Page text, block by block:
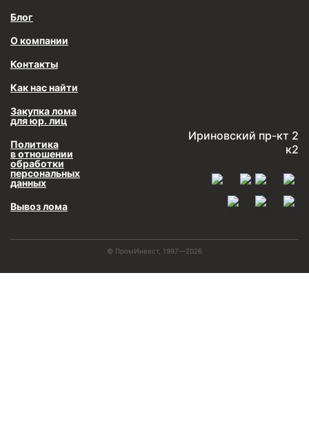
Блог
О компании
Контакты
Как нас найти
Закупка лома
для юр. лиц
Политика
в отношении
обработки
персональных
данных
Вывоз лома
Ириновский пр-кт 2
к2
© ПромИнвест, 1997—2026